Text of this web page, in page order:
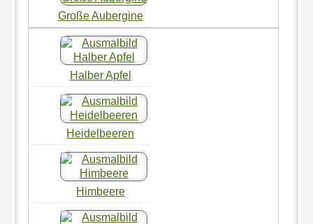
Große Aubergine
Halber Apfel
Heidelbeeren
Himbeere